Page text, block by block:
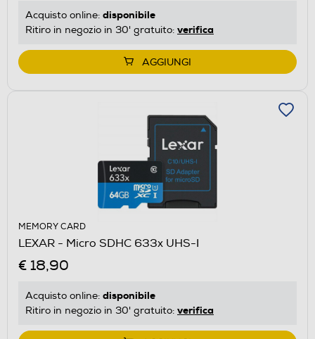
Acquisto online: disponibile
Ritiro in negozio in 30' gratuito: verifica
AGGIUNGI
MEMORY CARD
LEXAR - Micro SDHC 633x UHS-I
€ 18,90
Acquisto online: disponibile
Ritiro in negozio in 30' gratuito: verifica